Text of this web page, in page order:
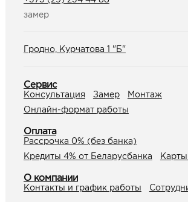
замер
Гродно, Курчатова 1 "Б"
Сервис
Консультация Замер
Монтаж
Онлайн-формат работы
Оплата
Рассрочка 0% (без банка)
Кредиты 4% от Беларусбанка
О компании
Контакты и график работы